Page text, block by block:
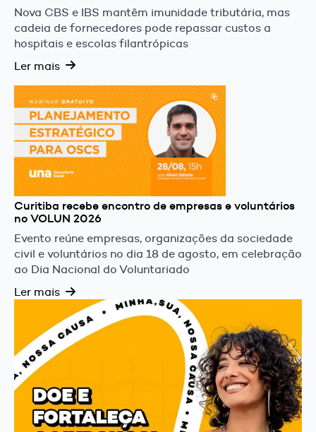
Nova CBS e IBS mantêm imunidade tributária, mas
cadeia de fornecedores pode repassar custos a
hospitais e escolas filantrópicas
Ler mais
Curitiba recebe encontro de empresas e voluntários
no VOLUN 2026
Evento reúne empresas, organizações da sociedade
civil e voluntários no dia 18 de agosto, em celebração
ao Dia Nacional do Voluntariado
Ler mais